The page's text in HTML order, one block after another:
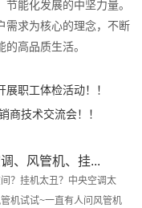
能化发展的中坚力量。
需求为核心的理念，不断
高品质生活。
职工体检活动！！
商技术交流会！！
、风管机、挂...
？挂机太丑？中央空调太
机试试~一直有人问风管机